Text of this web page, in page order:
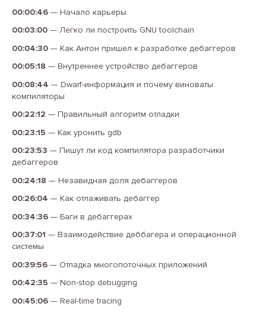
00:00:46 — Начало карьеры
00:03:00 — Легко ли построить GNU toolchain
00:04:30 — Как Антон пришел к разработке дебаггеров
00:05:18 — Внутреннее устройство дебаггеров
00:08:44 — Dwarf-информация и почему виноваты
компиляторы
00:22:12 — Правильный алгоритм отладки
00:23:15 — Как уронить gdb
00:23:53 — Пишут ли код компилятора разработчики
дебаггеров
00:24:18 — Незавидная доля дебаггеров
00:26:04 — Как отлаживать дебаггер
00:34:36 — Баги в дебаггерах
00:37:01 — Взаимодействие деббагера и операционной
системы
00:39:56 — Отладка многопоточных приложений
00:42:35 — Non-stop debugging
00:45:06 — Real-time tracing